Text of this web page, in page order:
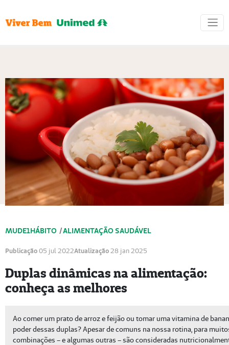
MUDE1HÁBITO /ALIMENTAÇÃO SAUDÁVEL
Publicação05 jul 2022Atualização28 jan 2025
Duplas dinâmicas na alimentação:
conheça as melhores
Ao comer um prato de arroz e feijão ou tomar uma vitamina de
poder dessas duplas? Apesar de comuns na nossa rotina, para
combinações – e algumas outras – são consideradas